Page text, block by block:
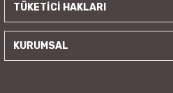
TÜKETİCİ HAKLARI
KURUMSAL